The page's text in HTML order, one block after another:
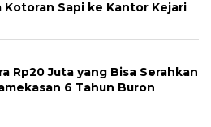
Kotoran Sapi ke Kantor Kejari
Rp20 Juta yang Bisa Serahkan
6 Tahun Buron